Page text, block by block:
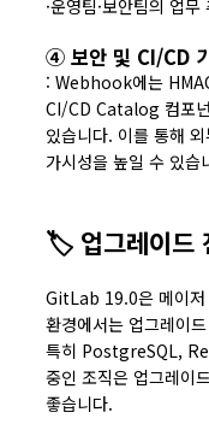
·운영팀·보안팀의 업
④ 보안 및 CI/CD
: Webhook에는
CI/CD Catalog 컴포
있습니다. 이를 통해
가시성을 높일 수 있습
🏷️ 업그레이드
GitLab 19.0은 메이
환경에서는 업그레이
특히 PostgreSQL,
중인 조직은 업그레이
좋습니다.